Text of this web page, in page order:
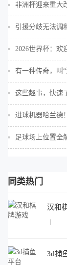
非洲杯迎来重大
引援分歧无法调
2026世界杯：欢
有一种传奇，叫
这些趣事，快速
进球机器哈兰德
足球场上位置全
同类热门
汉和
3d捕